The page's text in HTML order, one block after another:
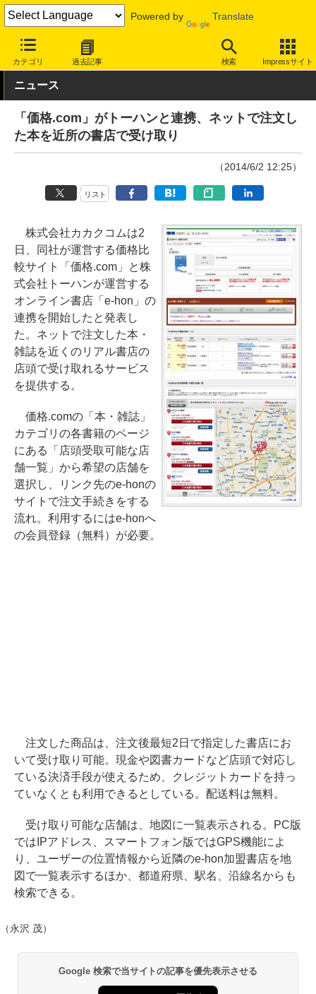
Powered by Translate
カテゴリ 過去記事 検索 Impressサイト
INTERNET Watch トピック
ニュース
「価格.com」がトーハンと連携、ネットで注文し
た本を近所の書店で受け取り
（2014/6/2 12:25）
リスト
株式会社カカクコムは2
日、同社が運営する価格比
較サイト「価格.com」と株
式会社トーハンが運営する
オンライン書店「e-hon」の
連携を開始したと発表し
た。ネットで注文した本・
雑誌を近くのリアル書店の
店頭で受け取れるサービス
を提供する。
価格.comの「本・雑誌」
カテゴリの各書籍のページ
にある「店頭受取可能な店
舗一覧」から希望の店舗を
選択し、リンク先のe-honの
サイトで注文手続きをする
流れ。利用するにはe-honへ
の会員登録（無料）が必要。
注文した商品は、注文後最短2日で指定した書店にお
いて受け取り可能。現金や図書カードなど店頭で対応し
ている決済手段が使えるため、クレジットカードを持っ
ていなくとも利用できるとしている。配送料は無料。
受け取り可能な店舗は、地図に一覧表示される。PC版
ではIPアドレス、スマートフォン版ではGPS機能によ
り、ユーザーの位置情報から近隣のe-hon加盟書店を地
図で一覧表示するほか、都道府県、駅名、沿線名からも
検索できる。
（永沢 茂）
Google 検索で当サイトの記事を優先表示させる